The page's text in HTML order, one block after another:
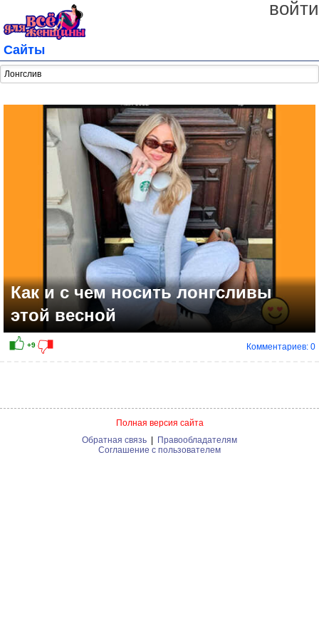
войти
Сайты
Как и с чем носить лонгсливы
этой весной
Комментариев: 0
Полная версия сайта
Обратная связь | Правообладателям
Соглашение с пользователем